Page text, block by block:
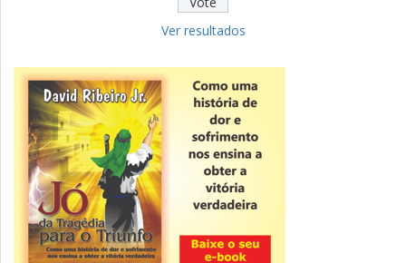
Fies: pré-selecionados têm até terça
para complementar informações
Novidade
CNPJ alfanumérico começa a ser emitido
nesta sexta
ver todas »
Ver resultados